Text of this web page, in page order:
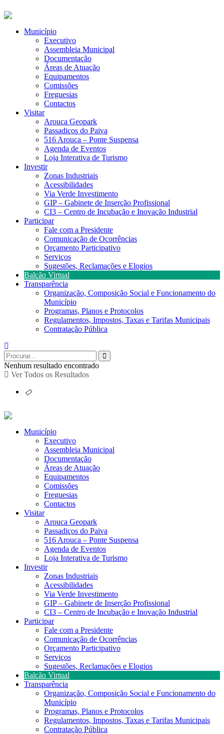
Município
Executivo
Assembleia Municipal
Documentação
Áreas de Atuação
Equipamentos
Comissões
Freguesias
Contactos
Visitar
Arouca Geopark
Passadiços do Paiva
516 Arouca – Ponte Suspensa
Agenda de Eventos
Loja Interativa de Turismo
Investir
Zonas Industriais
Acessibilidades
Via Verde Investimento
GIP – Gabinete de Inserção Profissional
CI3 – Centro de Incubação e Inovação Industrial
Participar
Fale com a Presidente
Comunicação de Ocorrências
Orçamento Participativo
Serviços
Sugestões, Reclamações e Elogios
Balcão Virtual
Transparência
Organização, Composição Social e Funcionamento do
Município
Programas, Planos e Protocolos
Regulamentos, Impostos, Taxas e Tarifas Municipais
Contratação Pública
Nenhum resultado encontrado
Ver Todos os Resultados
Município
Executivo
Assembleia Municipal
Documentação
Áreas de Atuação
Equipamentos
Comissões
Freguesias
Contactos
Visitar
Arouca Geopark
Passadiços do Paiva
516 Arouca – Ponte Suspensa
Agenda de Eventos
Loja Interativa de Turismo
Investir
Zonas Industriais
Acessibilidades
Via Verde Investimento
GIP – Gabinete de Inserção Profissional
CI3 – Centro de Incubação e Inovação Industrial
Participar
Fale com a Presidente
Comunicação de Ocorrências
Orçamento Participativo
Serviços
Sugestões, Reclamações e Elogios
Balcão Virtual
Transparência
Organização, Composição Social e Funcionamento do
Município
Programas, Planos e Protocolos
Regulamentos, Impostos, Taxas e Tarifas Municipais
Contratação Pública